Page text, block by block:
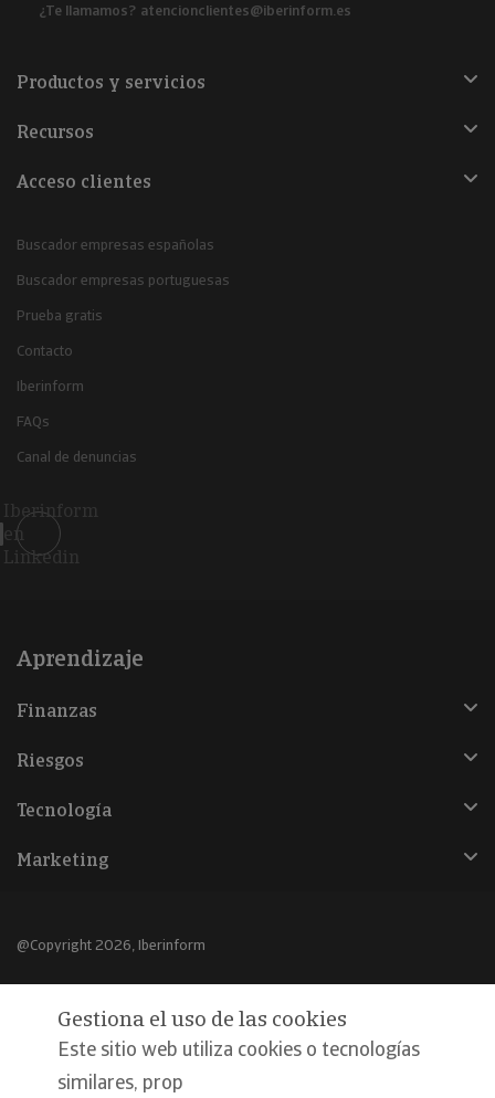
¿Te llamamos? atencionclientes@iberinform.es
Productos y servicios
Recursos
Acceso clientes
Buscador empresas españolas
Buscador empresas portuguesas
Prueba gratis
Contacto
Iberinform
FAQs
Canal de denuncias
Iberinform
en
Linkedin
Aprendizaje
Finanzas
Riesgos
Tecnología
Marketing
@Copyright 2026, Iberinform
Declaración de privacidad
Gestiona el uso de las cookies
Este sitio web utiliza cookies o tecnologías
similares, prop